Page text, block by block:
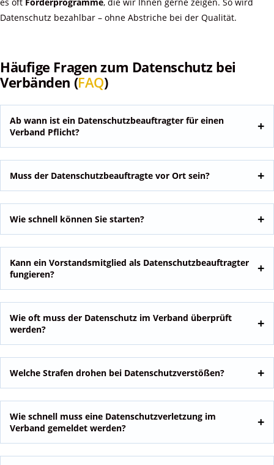
es oft Förderprogramme, die wir Ihnen gerne zeigen. So wird
Datenschutz bezahlbar – ohne Abstriche bei der Qualität.
Häufige Fragen zum Datenschutz bei
Verbänden (FAQ)
Ab wann ist ein Datenschutzbeauftragter für einen
Verband Pflicht?
Muss der Datenschutzbeauftragte vor Ort sein?
Wie schnell können Sie starten?
Kann ein Vorstandsmitglied als Datenschutzbeauftragter
fungieren?
Wie oft muss der Datenschutz im Verband überprüft
werden?
Welche Strafen drohen bei Datenschutzverstößen?
Wie schnell muss eine Datenschutzverletzung im
Verband gemeldet werden?